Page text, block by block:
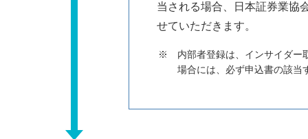
当される場合、日本証券業協
せていただきます。
内部者登録は、インサイダー
場合には、必ず申込書の該当